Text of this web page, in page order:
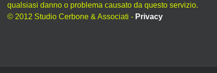
qualsiasi danno o problema causato da questo servizio.
© 2012 Studio Cerbone & Associati - Privacy